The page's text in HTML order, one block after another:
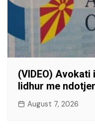
(VIDEO)
lidhur me
August 7, 2026